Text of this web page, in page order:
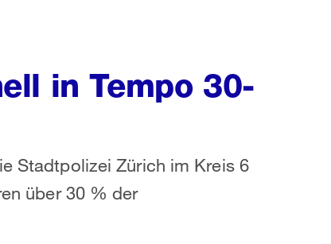
in Tempo 30-
Stadtpolizei Zürich im Kreis 6
über 30 % der